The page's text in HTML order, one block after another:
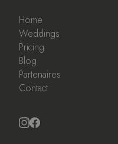
Home
Weddings
Pricing
Blog
Partenaires
Contact